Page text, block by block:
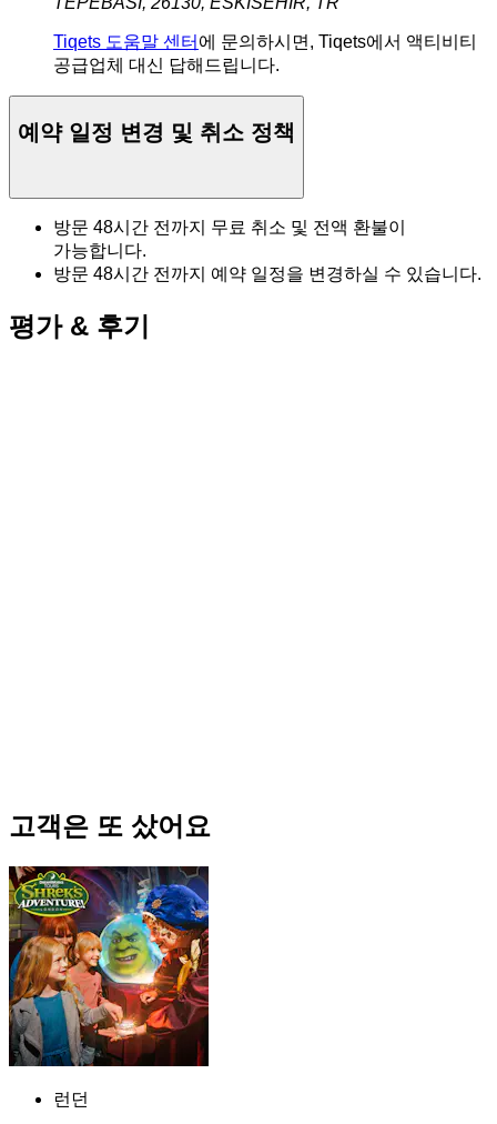
Tiqets 도움말 센터 에 문의하시면, Tiqets에서 액티비티
공급업체 대신 답해드립니다.
예약 일정 변경 및 취소 정책
방문 48시간 전까지 무료 취소 및 전액 환불이
가능합니다.
방문 48시간 전까지 예약 일정을 변경하실 수 있습니다.
평가 & 후기
고객은 또 샀어요
런던